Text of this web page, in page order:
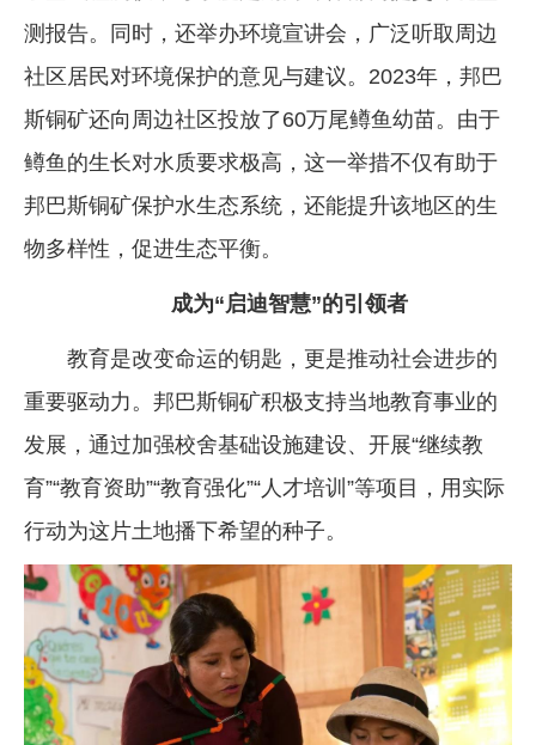
测报告。同时，还举办环境宣讲会，广泛听取周边
社区居民对环境保护的意见与建议。2023年，邦巴
斯铜矿还向周边社区投放了60万尾鳟鱼幼苗。由于
鳟鱼的生长对水质要求极高，这一举措不仅有助于
邦巴斯铜矿保护水生态系统，还能提升该地区的生
物多样性，促进生态平衡。
成为“启迪智慧”的引领者
教育是改变命运的钥匙，更是推动社会进步的
重要驱动力。邦巴斯铜矿积极支持当地教育事业的
发展，通过加强校舍基础设施建设、开展“继续教
育”“教育资助”“教育强化”“人才培训”等项目，用实际
行动为这片土地播下希望的种子。